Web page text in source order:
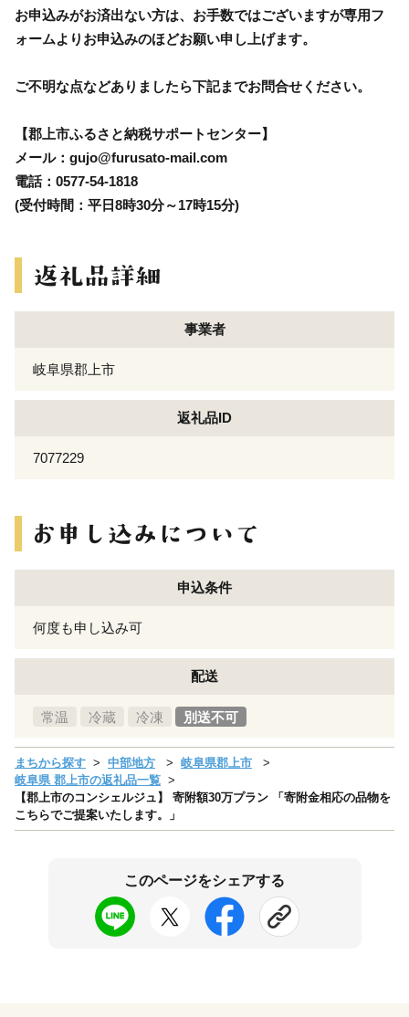
お申込みがお済出ない方は、お手数ではございますが専用フ
ォームよりお申込みのほどお願い申し上げます。
ご不明な点などありましたら下記までお問合せください。
【郡上市ふるさと納税サポートセンター】
メール：gujo@furusato-mail.com
電話：0577-54-1818
(受付時間：平日8時30分～17時15分)
事業者
岐阜県郡上市
返礼品ID
7077229
申込条件
何度も申し込み可
配送
常温 冷蔵 冷凍 別送不可
まちから探す 中部地方
岐阜県郡上市
岐阜県 郡上市の返礼品一覧
【郡上市のコンシェルジュ】 寄附額30万プラン 「寄附金相応の品物を
こちらでご提案いたします。」
このページをシェアする